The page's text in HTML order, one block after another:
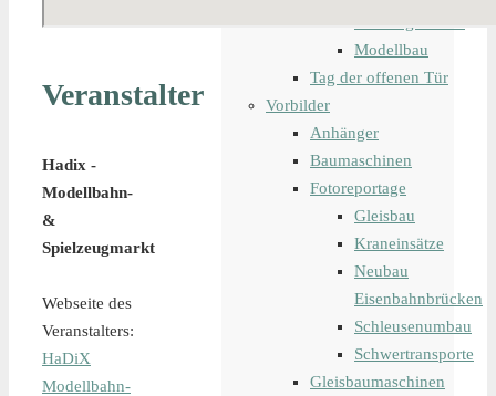
Veranstalter
Hadix -
Modellbahn-
&
Spielzeugmarkt
Webseite des
Veranstalters:
HaDiX
Modellbahn-
Modellbau
Tag der offenen Tür
Vorbilder
Anhänger
Baumaschinen
Fotoreportage
Gleisbau
Kraneinsätze
Neubau
Eisenbahnbrücken
Schleusenumbau
Schwertransporte
Gleisbaumaschinen